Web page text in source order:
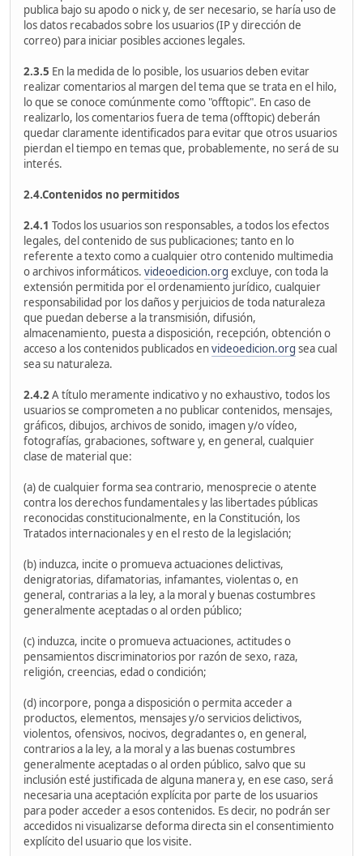
publica bajo su apodo o nick y, de ser necesario, se haría uso de
los datos recabados sobre los usuarios (IP y dirección de
correo) para iniciar posibles acciones legales.
2.3.5 En la medida de lo posible, los usuarios deben evitar
realizar comentarios al margen del tema que se trata en el hilo,
lo que se conoce comúnmente como "offtopic". En caso de
realizarlo, los comentarios fuera de tema (offtopic) deberán
quedar claramente identificados para evitar que otros usuarios
pierdan el tiempo en temas que, probablemente, no será de su
interés.
2.4.Contenidos no permitidos
2.4.1 Todos los usuarios son responsables, a todos los efectos
legales, del contenido de sus publicaciones; tanto en lo
referente a texto como a cualquier otro contenido multimedia
o archivos informáticos. videoedicion.org excluye, con toda la
extensión permitida por el ordenamiento jurídico, cualquier
responsabilidad por los daños y perjuicios de toda naturaleza
que puedan deberse a la transmisión, difusión,
almacenamiento, puesta a disposición, recepción, obtención o
acceso a los contenidos publicados envideoedicion.org sea cual
sea su naturaleza.
2.4.2A título meramente indicativo y no exhaustivo, todos los
usuarios se comprometen a no publicar contenidos, mensajes,
gráficos, dibujos, archivos de sonido, imagen y/o vídeo,
fotografías, grabaciones, software y, en general, cualquier
clase de material que:
(a) de cualquier forma sea contrario, menosprecie o atente
contra los derechos fundamentales y las libertades públicas
reconocidas constitucionalmente, en la Constitución, los
Tratados internacionales y en el resto de la legislación;
(b) induzca, incite o promueva actuaciones delictivas,
denigratorias, difamatorias, infamantes, violentas o, en
general, contrarias a la ley, a la moral y buenas costumbres
generalmente aceptadas o al orden público;
(c) induzca, incite o promueva actuaciones, actitudes o
pensamientos discriminatorios por razón de sexo, raza,
religión, creencias, edad o condición;
(d) incorpore, ponga a disposición o permita acceder a
productos, elementos, mensajes y/o servicios delictivos,
violentos, ofensivos, nocivos, degradantes o, en general,
contrarios a la ley, a la moral y a las buenas costumbres
generalmente aceptadas o al orden público, salvo que su
inclusión esté justificada de alguna manera y, en ese caso, será
necesaria una aceptación explícita por parte de los usuarios
para poder acceder a esos contenidos. Es decir, no podrán ser
accedidos ni visualizarse deforma directa sin el consentimiento
explícito del usuario que los visite.